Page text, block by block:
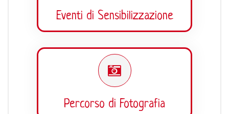
Eventi di Sensibilizzazione
Percorso di Fotografia